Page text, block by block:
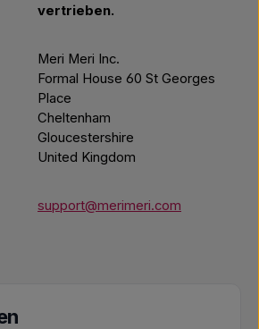
vertrieben.
Meri Meri Inc.
Formal House 60 St Georges
Place
Cheltenham
Gloucestershire
United Kingdom
support@merimeri.com